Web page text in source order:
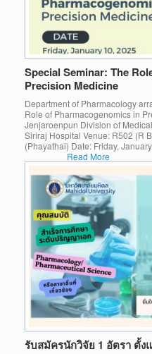
Special Seminar: The
Precision Medicine
Department of Pharmacology
Role of Pharmacogenomics in
Jenjaroenpun Division of
Siriraj Hospital Venue: R502 (R
(Phayathai) Date: Friday,
Read More
รับสมัครนักวิจัย 1 อัตรา ตั้